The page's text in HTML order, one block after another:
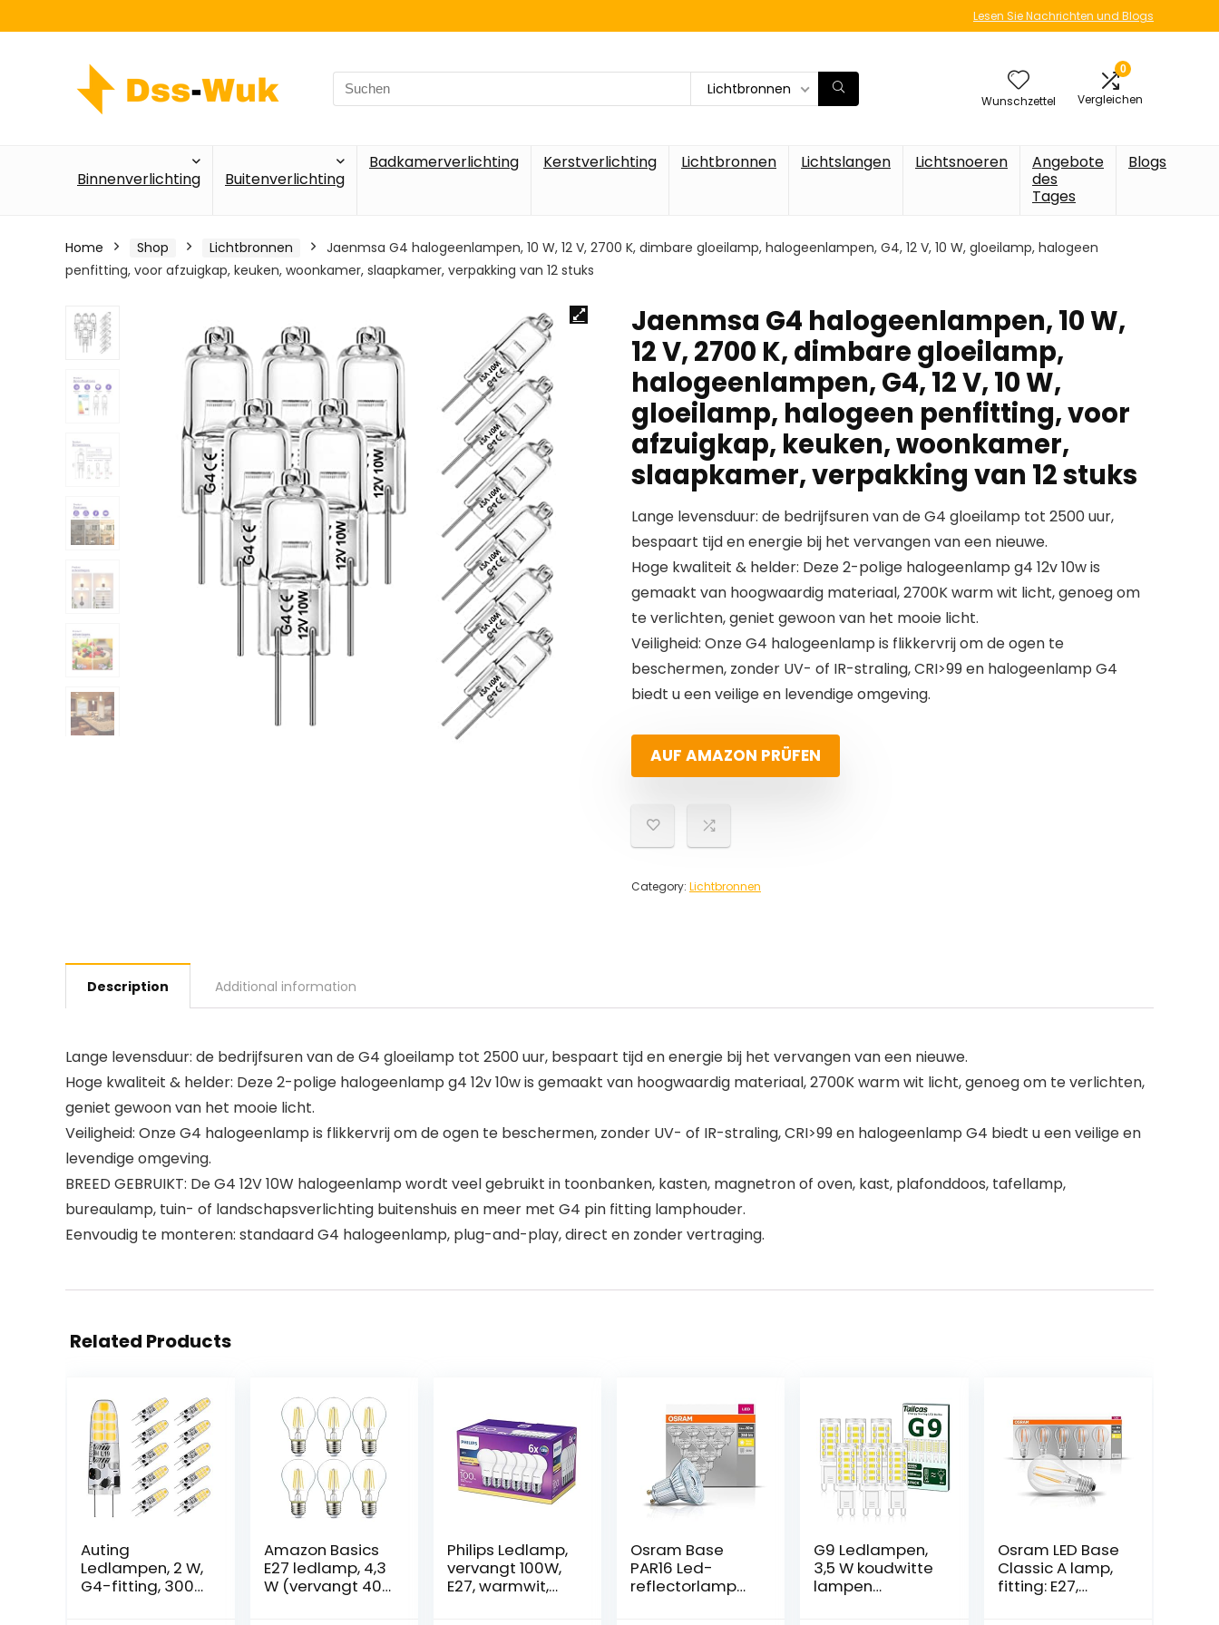
Lesen Sie Nachrichten und Blogs
Search
for:
Lichtbronnen
Wunschzettel
0
Vergleichen
Binnenverlichting Buitenverlichting
Badkamerverlichting Kerstverlichting Lichtbronnen Lichtslangen Lichtsnoeren
Angebote
des
Tages
Blogs
Home Shop Lichtbronnen
Jaenmsa G4 halogeenlampen, 10 W, 12 V, 2700 K, dimbare gloeilamp, halogeenlampen, G4, 12 V, 10 W, gloeilamp, halogeen
penfitting, voor afzuigkap, keuken, woonkamer, slaapkamer, verpakking van 12 stuks
Jaenmsa G4 halogeenlampen, 10 W,
12 V, 2700 K, dimbare gloeilamp,
halogeenlampen, G4, 12 V, 10 W,
gloeilamp, halogeen penfitting, voor
afzuigkap, keuken, woonkamer,
slaapkamer, verpakking van 12 stuks
Lange levensduur: de bedrijfsuren van de G4 gloeilamp tot 2500 uur,
bespaart tijd en energie bij het vervangen van een nieuwe.
Hoge kwaliteit & helder: Deze 2-polige halogeenlamp g4 12v 10w is
gemaakt van hoogwaardig materiaal, 2700K warm wit licht, genoeg om
te verlichten, geniet gewoon van het mooie licht.
Veiligheid: Onze G4 halogeenlamp is flikkervrij om de ogen te
beschermen, zonder UV- of IR-straling, CRI>99 en halogeenlamp G4
biedt u een veilige en levendige omgeving.
AUF AMAZON PRÜFEN
Category: Lichtbronnen
Description Additional information
Lange levensduur: de bedrijfsuren van de G4 gloeilamp tot 2500 uur, bespaart tijd en energie bij het vervangen van een nieuwe.
Hoge kwaliteit & helder: Deze 2-polige halogeenlamp g4 12v 10w is gemaakt van hoogwaardig materiaal, 2700K warm wit licht, genoeg om te verlichten,
geniet gewoon van het mooie licht.
Veiligheid: Onze G4 halogeenlamp is flikkervrij om de ogen te beschermen, zonder UV- of IR-straling, CRI>99 en halogeenlamp G4 biedt u een veilige en
levendige omgeving.
BREED GEBRUIKT: De G4 12V 10W halogeenlamp wordt veel gebruikt in toonbanken, kasten, magnetron of oven, kast, plafonddoos, tafellamp,
bureaulamp, tuin- of landschapsverlichting buitenshuis en meer met G4 pin fitting lamphouder.
Eenvoudig te monteren: standaard G4 halogeenlamp, plug-and-play, direct en zonder vertraging.
Related Products
Auting
Ledlampen, 2 W,
G4-fitting, 3000
Amazon Basics
E27 ledlamp, 4,3
W (vervangt 40
Philips Ledlamp,
vervangt 100W,
E27, warmwit,
Osram Base
PAR16 Led-
reflectorlamp
G9 Ledlampen,
3,5 W koudwitte
lampen
Osram LED Base
Classic A lamp,
fitting: E27,